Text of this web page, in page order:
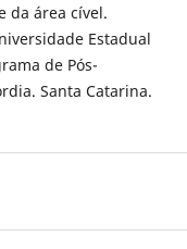
da área cível.
Estadual
de Pós-
Santa Catarina.